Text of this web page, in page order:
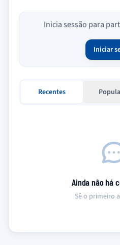
Inicia sessão para
Iniciar
Recentes
Ainda não há
Sê o primeiro